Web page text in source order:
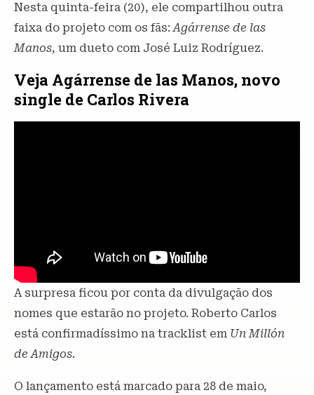
Nesta quinta-feira (20), ele compartilhou outra
faixa do projeto com os fãs:Agárrense de las
Manos, um dueto com José Luiz Rodríguez.
Veja Agárrense de las Manos, novo
single de Carlos Rivera
A surpresa ficou por conta da divulgação dos
nomes que estarão no projeto. Roberto Carlos
está confirmadíssimo na tracklist em Un Millón
de Amigos.
O lançamento está marcado para 28 de maio,